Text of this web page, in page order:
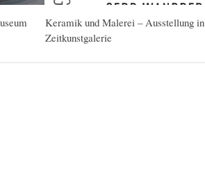
Keramik und Malerei – Ausstellung in
Zeitkunstgalerie